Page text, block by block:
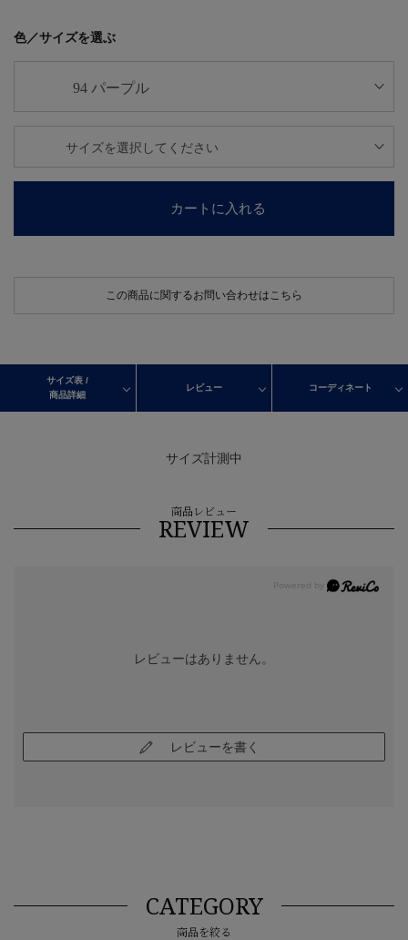
色／サイズを選ぶ
カートに入れる
この商品に関するお問い合わせはこちら
サイズ表 /
商品詳細
レビュー コーディネート
サイズ計測中
商品レビュー
REVIEW
レビューはありません。
レビューを書く
CATEGORY
商品を絞る